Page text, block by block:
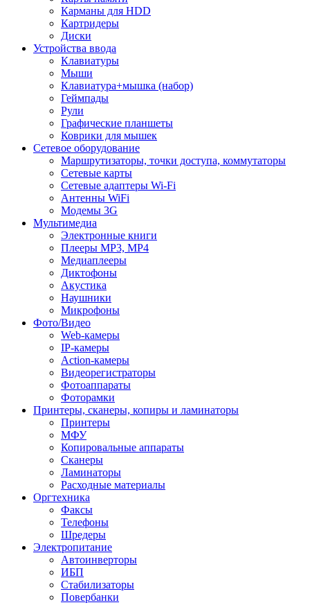
Карманы для HDD
Картридеры
Диски
Устройства ввода
Клавиатуры
Мыши
Клавиатура+мышка (набор)
Геймпады
Рули
Графические планшеты
Коврики для мышек
Сетевое оборудование
Маршрутизаторы, точки доступа, коммутаторы
Сетевые карты
Сетевые адаптеры Wi-Fi
Антенны WiFi
Модемы 3G
Мультимедиа
Электронные книги
Плееры MP3, MP4
Медиаплееры
Диктофоны
Акустика
Наушники
Микрофоны
Фото/Видео
Web-камеры
IP-камеры
Action-камеры
Видеорегистраторы
Фотоаппараты
Фоторамки
Принтеры, сканеры, копиры и ламинаторы
Принтеры
МФУ
Копировальные аппараты
Сканеры
Ламинаторы
Расходные материалы
Оргтехника
Факсы
Телефоны
Шредеры
Электропитание
Автоинверторы
ИБП
Стабилизаторы
Повербанки